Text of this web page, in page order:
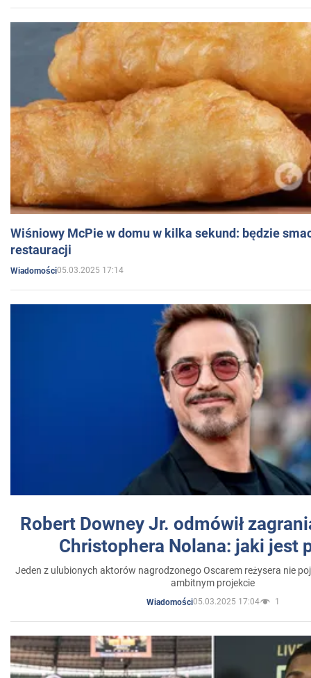
Wiśniowy McPie w domu w kilka sekund: będzie
restauracji
Wiadomości05.03.2025 17:14
Robert Downey Jr. odmówił
Christophera Nolana: jaki jest
Jeden z ulubionych aktorów nagrodzonego Oscarem reżysera nie
ambitnym projekcie
Wiadomości05.03.2025 17:04 1